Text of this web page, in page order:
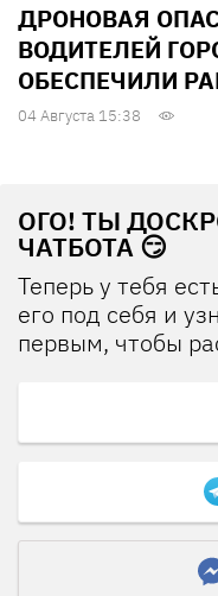
ДРОНОВАЯ
ВОДИТЕЛЕЙ
ОБЕСПЕЧИЛИ
04 Августа 15:38
ОГО! ТЫ
ЧАТБОТА 😏
Теперь у тебя
его под себя и
первым, чтобы